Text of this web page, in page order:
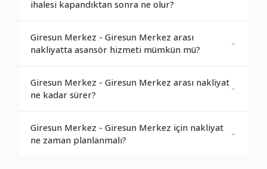
ihalesi kapandıktan sonra ne olur?
Giresun Merkez - Giresun Merkez arası
nakliyatta asansör hizmeti mümkün mü?
Giresun Merkez - Giresun Merkez arası nakliyat
ne kadar sürer?
Giresun Merkez - Giresun Merkez için nakliyat
ne zaman planlanmalı?